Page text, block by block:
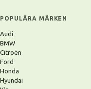
POPULÄRA MÄRKEN
Audi
BMW
Citroën
Ford
Honda
Hyundai